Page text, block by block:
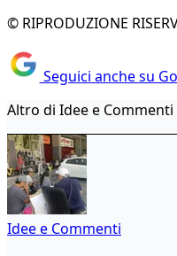
© RIPRODUZIONE
Seguici anche su
Altro di Idee e Commenti
Idee e Commenti